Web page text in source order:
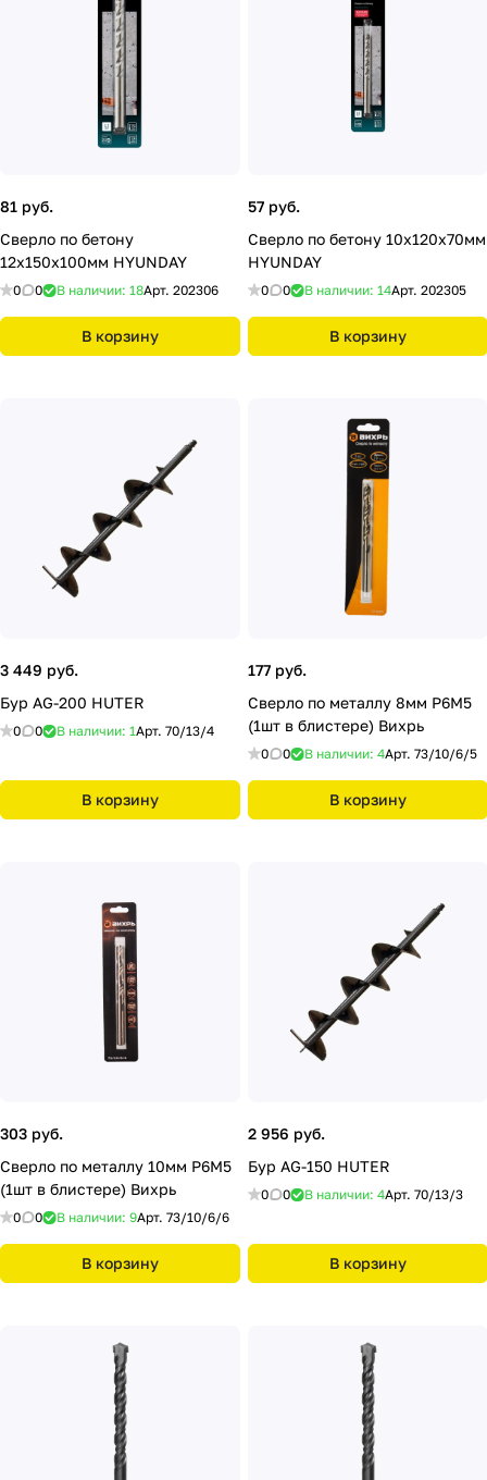
81 руб.
Сверло по бетону
12х150х100мм HYUNDAY
0 0 В наличии: 18Арт. 202306
В корзину
57 руб.
Сверло по бетону 10х120х70мм
HYUNDAY
0 0 В наличии: 14Арт. 202305
В корзину
3 449 руб.
Бур AG-200 HUTER
0 0 В наличии: 1Арт. 70/13/4
В корзину
177 руб.
Сверло по металлу 8мм Р6М5
(1шт в блистере) Вихрь
0 0 В наличии: 4Арт. 73/10/6/5
В корзину
303 руб.
Сверло по металлу 10мм Р6М5
(1шт в блистере) Вихрь
0 0 В наличии: 9Арт. 73/10/6/6
В корзину
2 956 руб.
Бур AG-150 HUTER
0 0 В наличии: 4Арт. 70/13/3
В корзину